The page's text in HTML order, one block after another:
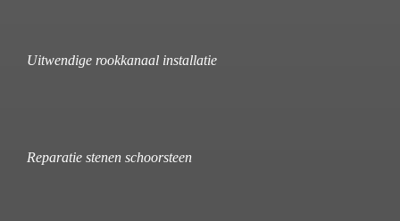
Uitwendige rookkanaal installatie
Reparatie stenen schoorsteen